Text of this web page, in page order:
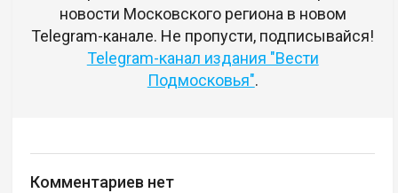
новости Московского региона в новом
Telegram-канале. Не пропусти, подписывайся!
Telegram-канал издания "Вести
Подмосковья".
Комментариев нет